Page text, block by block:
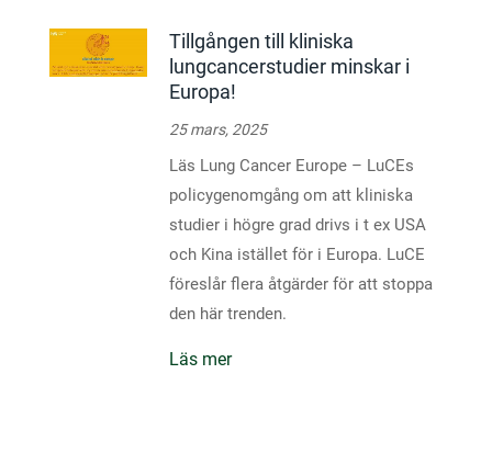
Tillgången till kliniska
lungcancerstudier minskar i
Europa!
25 mars, 2025
Läs Lung Cancer Europe – LuCEs
policygenomgång om att kliniska
studier i högre grad drivs i t ex USA
och Kina istället för i Europa. LuCE
föreslår flera åtgärder för att stoppa
den här trenden.
Läs mer